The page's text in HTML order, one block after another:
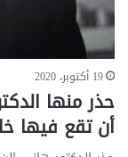
19 أكتوبر، 2020
أن تقع فيها